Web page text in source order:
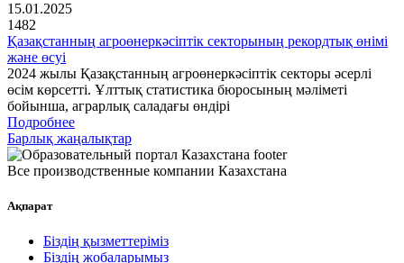
15.01.2025
1482
Қазақстанның агроөнеркәсіптік секторының рекордтық өнімі
және өсуі
2024 жылы Қазақстанның агроөнеркәсіптік секторы әсерлі
өсім көрсетті. Ұлттық статистика бюросының мәліметі
бойынша, аграрлық саладағы өндірі
Подробнее
Барлық жаңалықтар
Все производственные компании Казахстана
Ақпарат
Біздің қызметтеріміз
Біздің жобаларымыз